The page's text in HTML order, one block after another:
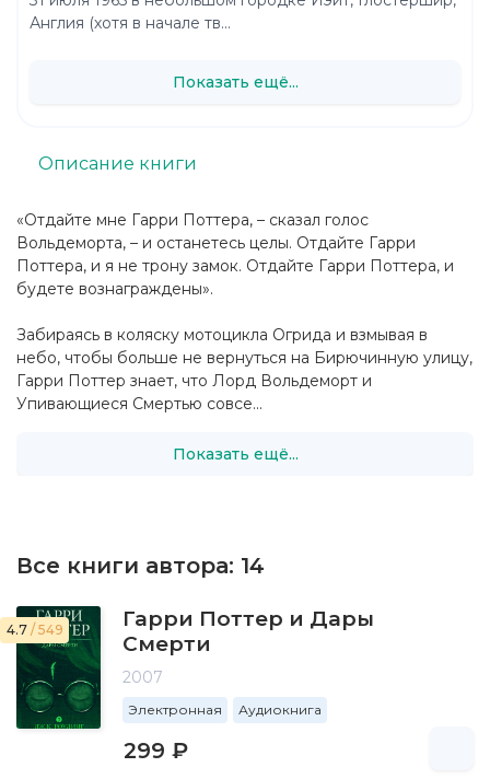
«Отдайте мне Гарри Поттера, – сказал голос
Вольдеморта, – и останетесь целы. Отдайте Гарри
Поттера, и я не трону замок. Отдайте Гарри Поттера, и
будете вознаграждены».
Забираясь в коляску мотоцикла Огрида и взмывая в
небо, чтобы больше не вернуться на Бирючинную улицу,
Гарри Поттер знает, что Лорд Вольдеморт и
Упивающиеся Смертью совсе...
Показать ещё...
Описание книги
Все книги автора: 14
4.7 / 549
Гарри Поттер и Дары
Смерти
2007
Электронная Аудиокнига
299 ₽
Англия (хотя в начале тв...
Показать ещё...